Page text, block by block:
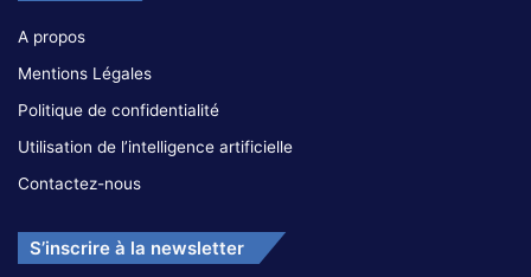
A propos
Mentions Légales
Politique de confidentialité
Utilisation de l’intelligence artificielle
Contactez-nous
S’inscrire à la newsletter